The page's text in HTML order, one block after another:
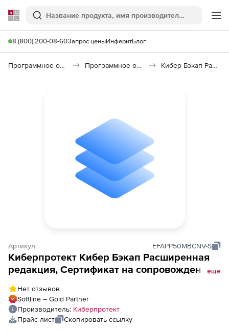
Softline
Поиск
8 (800) 200-08-60Запрос ценыИнферитБлог
Программное обеспечение для работы с файлами и дисками Программное обеспечение для резервного копирования Кибер Бэкап Расширенная редакция
Артикул: EFAPP50MBCNV-S
Киберпротект Кибер Бэкап Расширенная
редакция, Сертификат на сопровождение
для образовательных организаций
(переходы), для почтового ящика (50
почтовых ящиков), ФСТЭК – Переход на
еще
Нет отзывов
Softline – Gold Partner
Производитель: Киберпротект
Прайс-лист
Скопировать ссылку